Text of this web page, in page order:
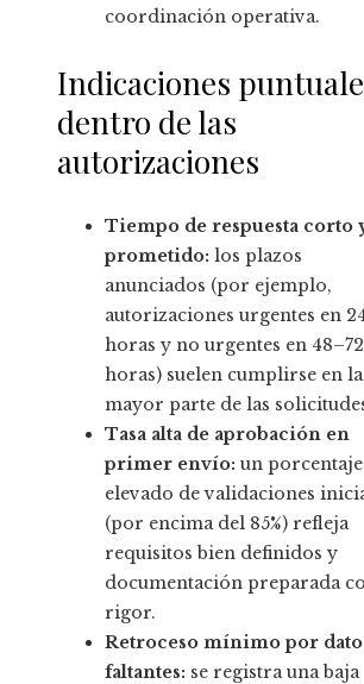
coordinación operativa.
Indicaciones
dentro de las
autorizaciones
Tiempo de respuesta corto
prometido: los plazos
anunciados (por ejemplo,
autorizaciones urgentes en
horas y no urgentes en 48–72
horas) suelen cumplirse en la
mayor parte de las
Tasa alta de aprobación en
primer envío: un porcentaje
elevado de validaciones
(por encima del 85%) refleja
requisitos bien definidos y
documentación preparada
rigor.
Retroceso mínimo por
faltantes: se registra una baja